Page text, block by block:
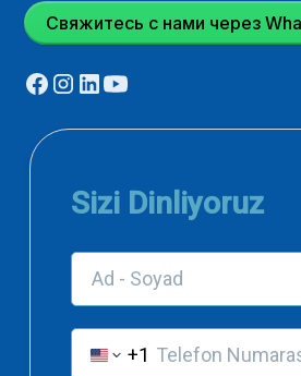
Свяжитесь с нами через